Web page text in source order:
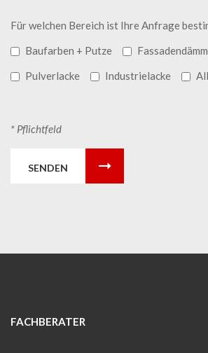
Für welchen Bereich ist Ihre Anfrage
Baufarben + Putze
Pulverlacke
Industrielacke
* Pflichtfeld
SENDEN
FACHBERATER